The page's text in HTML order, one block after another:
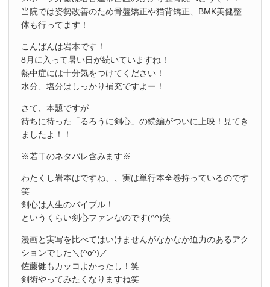
当院では姿勢改善のため骨盤矯正や猫背矯正、BMK美健整
体も行ってます！
こんばんは岩本です！
8月に入って暑い日が続いていますね！
熱中症には十分気をつけてください！
水分、塩分はしっかり補充ですよー！
さて、本題ですが
待ちに待った「るろうに剣心」の続編がついに上映！見てき
ましたよ！！
※若干のネタバレ含みます※
わたくし岩本はですね、、実は単行本全巻持っているのです
笑
剣心は人生のバイブル！
というくらい剣心ファンなのです(^^)笑
漫画と実写を比べてはいけませんがなかなか迫力のあるアク
ションでした＼(^o^)／
佐藤健もカッコよかったし！笑
剣術やってみたくなりますね笑